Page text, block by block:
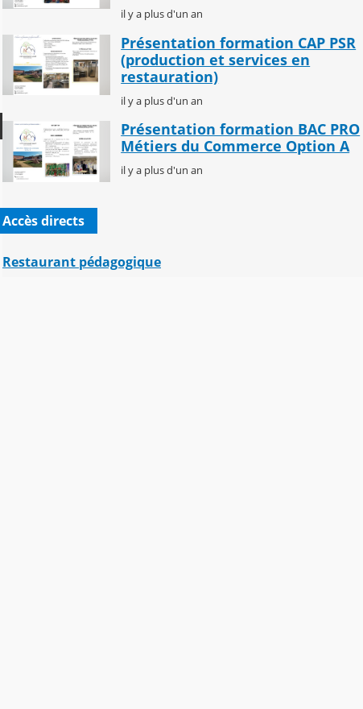
il y a plus d'un an
Présentation formation CAP PSR
(production et services en
restauration)
il y a plus d'un an
Présentation formation BAC PRO
Métiers du Commerce Option A
il y a plus d'un an
Accès directs
Restaurant pédagogique